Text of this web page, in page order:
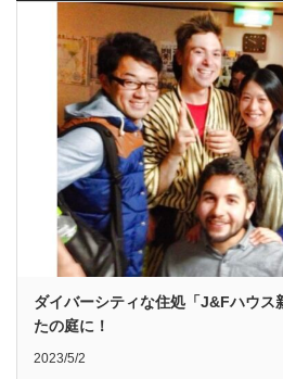
ダイバーシティな住処「J&Fハウス
たの庭に！
2023/5/2